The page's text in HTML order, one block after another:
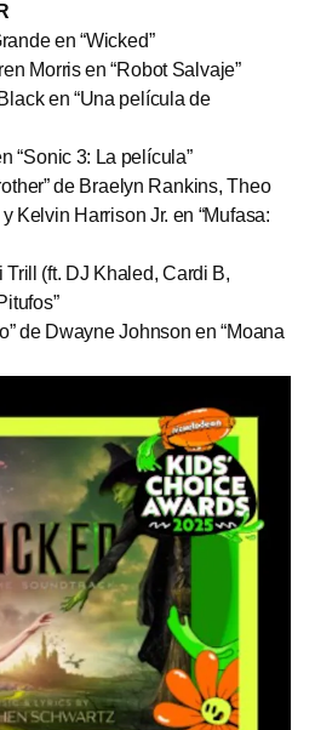
en “Wicked”
Morris en “Robot Salvaje”
en “Una película de
“Sonic 3: La película”
de Braelyn Rankins, Theo
Kelvin Harrison Jr. en “Mufasa:
Trill (ft. DJ Khaled, Cardi B,
de Dwayne Johnson en “Moana